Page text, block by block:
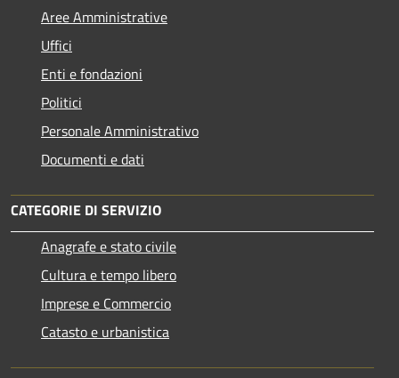
Aree Amministrative
Uffici
Enti e fondazioni
Politici
Personale Amministrativo
Documenti e dati
CATEGORIE DI SERVIZIO
Anagrafe e stato civile
Cultura e tempo libero
Imprese e Commercio
Catasto e urbanistica